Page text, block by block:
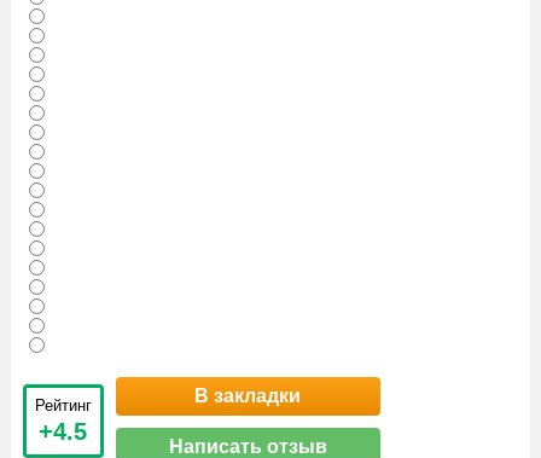
Рейтинг
+4.5
В закладки
Написать отзыв